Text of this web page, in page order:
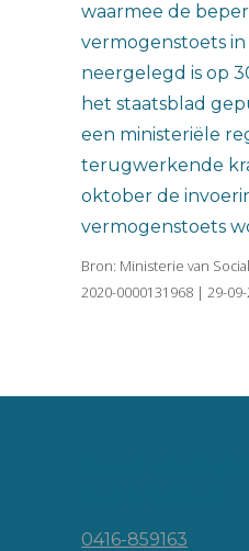
waarmee de
vermogenstoets
neergelegd is op
het staatsblad
een ministeriële
terugwerkende
oktober de
vermogenstoets
Bron: Ministerie van
2020-0000131968 | 29-
0416-859163